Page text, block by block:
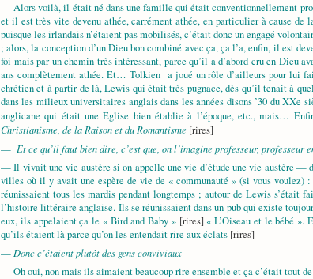
— Alors voilà, il était né dans une famille qui était conventionnellement
et il est très vite devenu athée, carrément athée, en particulier à cause de
puisque les irlandais n’étaient pas mobilisés, c’était donc un engagé
; alors, la conception d’un Dieu bon combiné avec ça, ça l’a, enfin, il est
foi mais par un chemin très intéressant, parce qu’il a d’abord cru en Dieu
ans complètement athée. Et… Tolkien a joué un rôle d’ailleurs pour lui
chrétien et à partir de là, Lewis qui était très pugnace, dès qu’il tenait à
dans les milieux universitaires anglais dans les années disons ’30 du
anglicane qui était une Église bien établie à l’époque, etc., mais…
Christianisme, de la Raison et du Romantisme [rires]
— Et ce qu’il faut bien dire, c’est que, on l’imagine professeur, professeur
— Il vivait une vie austère si on appelle une vie d’étude une vie austère —
villes où il y avait une espère de vie de « communauté » (si vous
réunissaient tous les mardis pendant longtemps ; autour de Lewis
l’histoire littéraire anglaise. Ils se réunissaient dans un pub qui existe
eux, ils appelaient ça le « Bird and Baby » [rires] « L’Oiseau et le bébé ».
qu’ils étaient là parce qu’on les entendait rire aux éclats [rires]
— Donc c’étaient plutôt des gens conviviaux
— Oh oui, non mais ils aimaient beaucoup rire ensemble et ça c’était tout